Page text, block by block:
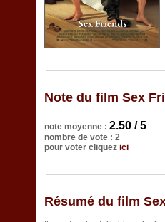
Note du film Sex
note moyenne : 2.50 / 5
nombre de vote : 2
pour voter cliquez ici
Résumé du film